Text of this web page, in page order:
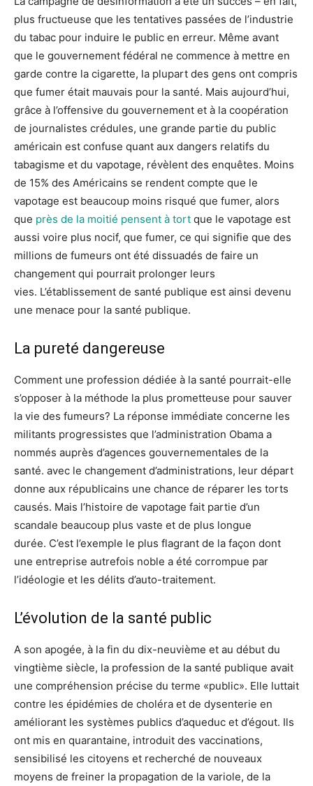
plus fructueuse que les tentatives passées de l’industrie
du tabac pour induire le public en erreur. Même avant
que le gouvernement fédéral ne commence à mettre en
garde contre la cigarette, la plupart des gens ont compris
que fumer était mauvais pour la santé. Mais aujourd’hui,
grâce à l’offensive du gouvernement et à la coopération
de journalistes crédules, une grande partie du public
américain est confuse quant aux dangers relatifs du
tabagisme et du vapotage, révèlent des enquêtes. Moins
de 15% des Américains se rendent compte que le
vapotage est beaucoup moins risqué que fumer, alors
que près de la moitié pensent à tort que le vapotage est
aussi voire plus nocif, que fumer, ce qui signifie que des
millions de fumeurs ont été dissuadés de faire un
changement qui pourrait prolonger leurs
vies. L’établissement de santé publique est ainsi devenu
une menace pour la santé publique.
La pureté dangereuse
Comment une profession dédiée à la santé pourrait-elle
s’opposer à la méthode la plus prometteuse pour sauver
la vie des fumeurs? La réponse immédiate concerne les
militants progressistes que l’administration Obama a
nommés auprès d’agences gouvernementales de la
santé. avec le changement d’administrations, leur départ
donne aux républicains une chance de réparer les torts
causés. Mais l’histoire de vapotage fait partie d’un
scandale beaucoup plus vaste et de plus longue
durée. C’est l’exemple le plus flagrant de la façon dont
une entreprise autrefois noble a été corrompue par
l’idéologie et les délits d’auto-traitement.
L’évolution de la santé public
A son apogée, à la fin du dix-neuvième et au début du
vingtième siècle, la profession de la santé publique avait
une compréhension précise du terme «public». Elle luttait
contre les épidémies de choléra et de dysenterie en
améliorant les systèmes publics d’aqueduc et d’égout. Ils
ont mis en quarantaine, introduit des vaccinations,
sensibilisé les citoyens et recherché de nouveaux
moyens de freiner la propagation de la variole, de la